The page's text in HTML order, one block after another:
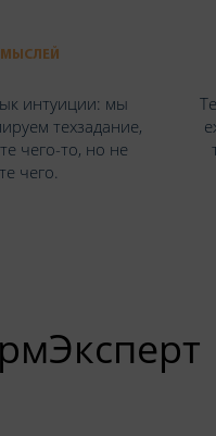
интуиции: мы
техзадание,
чего-то, но не
чего.